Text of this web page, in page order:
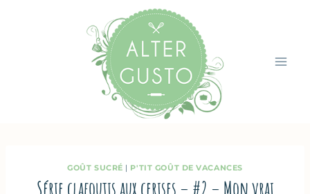
GOÛT SUCRÉ | P'TIT GOÛT DE VACANCES
Série clafoutis aux cerises – #2 – Mon vrai